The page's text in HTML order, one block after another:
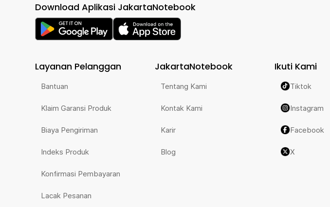
Download Aplikasi JakartaNotebook
Layanan Pelanggan
Bantuan
Klaim Garansi Produk
Biaya Pengiriman
Indeks Produk
Konfirmasi Pembayaran
Lacak Pesanan
JakartaNotebook
Tentang Kami
Kontak Kami
Karir
Blog
Ikuti Kami
Tiktok
Instagram
Facebook
X